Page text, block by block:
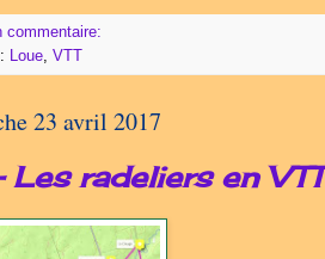
commentaire:
Loue, VTT
23 avril 2017
radeliers en VTT